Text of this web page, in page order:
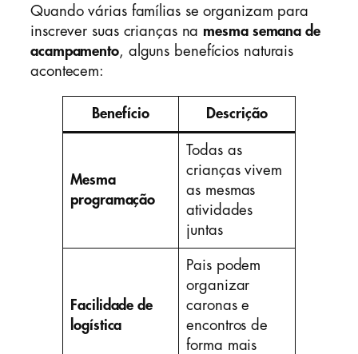
Quando várias famílias se organizam para
inscrever suas crianças na mesma semana de
acampamento, alguns benefícios naturais
acontecem:
Benefício Descrição
Mesma
programação
Todas as
crianças vivem
as mesmas
atividades
juntas
Facilidade de
logística
Pais podem
organizar
caronas e
encontros de
forma mais